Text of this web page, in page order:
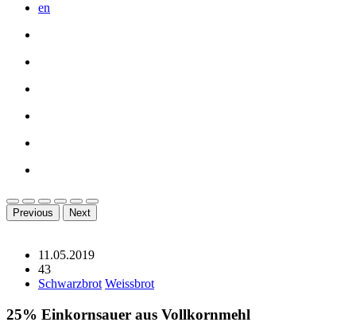
en
Previous Next
11.05.2019
43
Schwarzbrot Weissbrot
25% Einkornsauer aus Vollkornmehl